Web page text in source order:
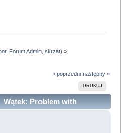
, Forum Admin ,skrzat) »
« poprzedni następny »
DRUKUJ
Wątek: Problem with